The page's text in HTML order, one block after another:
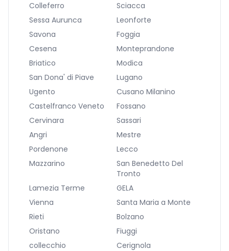
Colleferro
Sciacca
Sessa Aurunca
Leonforte
Savona
Foggia
Cesena
Monteprandone
Briatico
Modica
San Dona' di Piave
Lugano
Ugento
Cusano Milanino
Castelfranco Veneto
Fossano
Cervinara
Sassari
Angri
Mestre
Pordenone
Lecco
Mazzarino
San Benedetto Del
Tronto
Lamezia Terme
GELA
Vienna
Santa Maria a Monte
Rieti
Bolzano
Oristano
Fiuggi
collecchio
Cerignola